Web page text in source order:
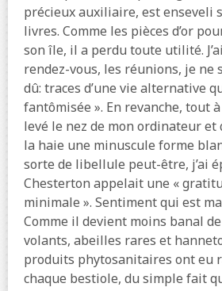
précieux auxiliaire, est enseveli
livres. Comme les pièces d’or
son île, il a perdu toute utilité.
rendez-vous, les réunions, je ne
dû: traces d’une vie alternative
fantômisée ». En revanche, tout à
levé le nez de mon ordinateur et
la haie une minuscule forme
sorte de libellule peut-être, j’ai
Chesterton appelait une «
minimale ». Sentiment qui est
Comme il devient moins banal
volants, abeilles rares et
produits phytosanitaires ont eu
chaque bestiole, du simple fait